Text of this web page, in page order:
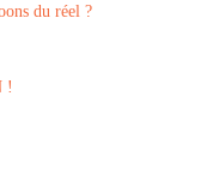
du réel ?
!